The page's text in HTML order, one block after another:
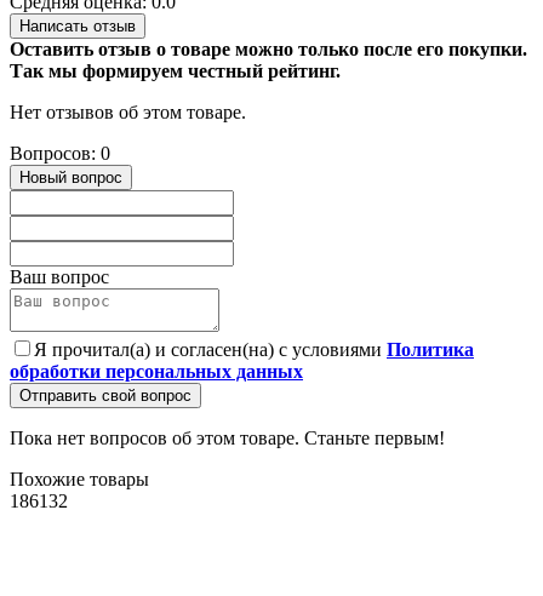
Написать отзыв
Оставить отзыв о товаре можно только после его покупки.
Так мы формируем честный рейтинг.
Нет отзывов об этом товаре.
Вопросов: 0
Новый вопрос
Ваш вопрос
Я прочитал(а) и согласен(на) с условиями Политика
обработки персональных данных
Отправить свой вопрос
Пока нет вопросов об этом товаре. Станьте первым!
Похожие товары
186132